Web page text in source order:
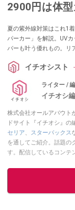
2900円は体
夏の紫外線対策はこれ1
パーカー」を解説。UV
バーも叶う優れもの。リ
イチオシスト
ライター /
イチオシ
株式会社オールアバウト
ドサイト『イチオシ』の
セリア、 スターバックス
を通してご紹介。話題の
す。配信しているコンテ
ニュースでフォロー